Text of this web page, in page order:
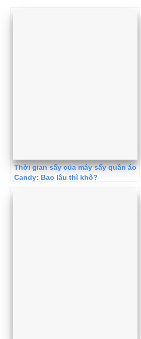
Thời gian sấy của máy sấy quần áo
Candy: Bao lâu thì khô?